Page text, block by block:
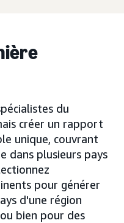
du
créer un rapport
unique, couvrant
dans plusieurs pays
pour générer
d'une région
bien pour des